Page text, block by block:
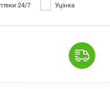
24/7 Уцінка